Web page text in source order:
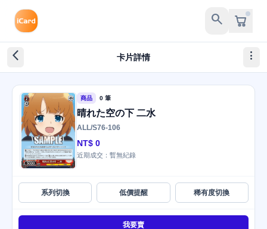
search
arrow_back_ios_new 卡片詳情 more_vert
商品 0 筆
晴れた空の下 二水
ALL/S76-106
NT$ 0
近期成交：暫無紀錄
系列切換 低價提醒 稀有度切換
我要賣